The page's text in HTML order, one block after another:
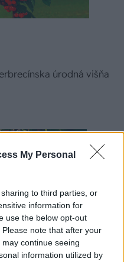
My Personal
to third parties, or
information for
use the below opt-out
note that after your
continue seeing
information utilized by
úrodná višňa
Rastlina dňa